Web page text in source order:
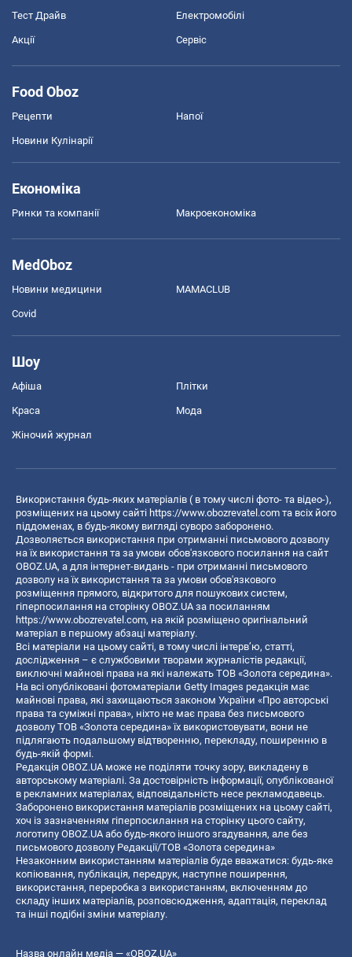
Тест Драйв Електромобілі
Акції Сервіс
Food Oboz
Рецепти Напої
Новини Кулінарії
Економіка
Ринки та компанії Макроекономіка
MedOboz
Новини медицини MAMACLUB
Covid
Шоу
Афіша Плітки
Краса Мода
Жіночий журнал
Використання будь-яких матеріалів ( в тому числі фото- та відео-),
розміщених на цьому сайті https://www.obozrevatel.com та всіх його
піддоменах, в будь-якому вигляді суворо заборонено.
Дозволяється використання при отриманні письмового дозволу
на їх використання та за умови обов'язкового посилання на сайт
OBOZ.UA, а для інтернет-видань - при отриманні письмового
дозволу на їх використання та за умови обов'язкового
розміщення прямого, відкритого для пошукових систем,
гіперпосилання на сторінку OBOZ.UA за посиланням
https://www.obozrevatel.com, на якій розміщено оригінальний
матеріал в першому абзаці матеріалу.
Всі матеріали на цьому сайті, в тому числі інтерв’ю, статті,
дослідження – є службовими творами журналістів редакції,
виключні майнові права на які належать ТОВ «Золота середина».
На всі опубліковані фотоматеріали Getty Images редакція має
майнові права, які захищаються законом України «Про авторські
права та суміжні права», ніхто не має права без письмового
дозволу ТОВ «Золота середина» їх використовувати, вони не
підлягають подальшому відтворенню, перекладу, поширенню в
будь-якій формі.
Редакція OBOZ.UA може не поділяти точку зору, викладену в
авторському матеріалі. За достовірність інформації, опублікованої
в рекламних матеріалах, відповідальність несе рекламодавець.
Заборонено використання матеріалів розміщених на цьому сайті,
хоч із зазначенням гіперпосилання на сторінку цього сайту,
логотипу OBOZ.UA або будь-якого іншого згадування, але без
письмового дозволу Редакції/ТОВ «Золота середина»
Незаконним використанням матеріалів буде вважатися: будь-яке
копiювання, публiкацiя, передрук, наступне поширення,
використання, переробка з використанням, включенням до
складу інших матеріалів, розповсюдження, адаптація, переклад
та інші подібні зміни матеріалу.
Назва онлайн медіа — «OBOZ.UA»